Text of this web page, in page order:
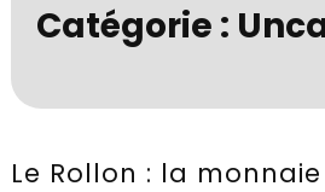
Catégorie :
Le Rollon : la